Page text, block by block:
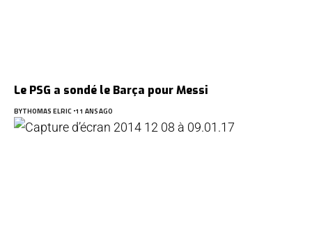
Le PSG a sondé le Barça pour Messi
BYTHOMAS ELRIC 11 ANS AGO